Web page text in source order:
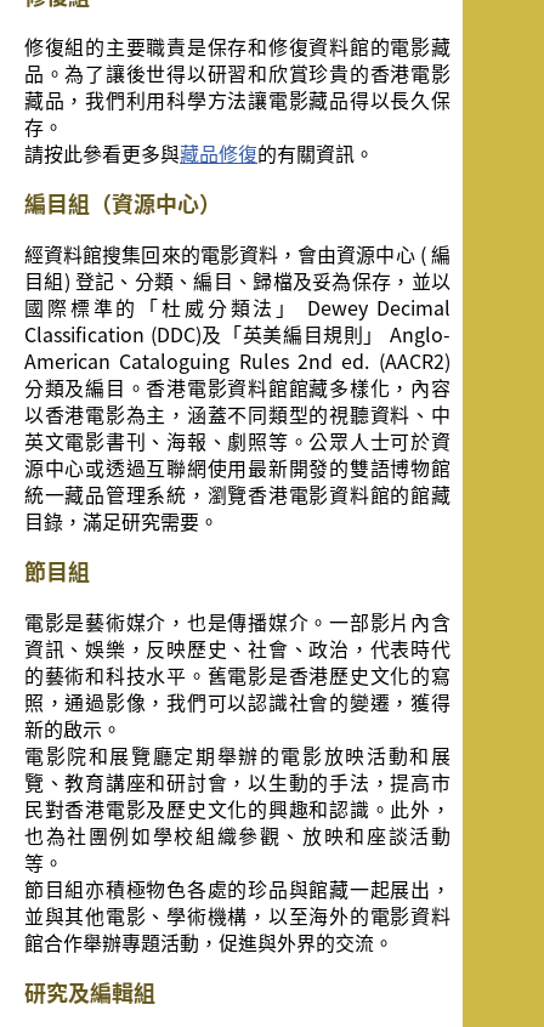
修復組的主要職責是保存和修復資料館的電影藏
品。為了讓後世得以研習和欣賞珍貴的香港電影
藏品，我們利用科學方法讓電影藏品得以長久保
存。
請按此參看更多與藏品修復的有關資訊。
編目組（資源中心）
經資料館搜集回來的電影資料，會由資源中心 ( 編
目組) 登記、分類、編目、歸檔及妥為保存，並以
國際標準的「杜威分類法」 Dewey Decimal
Classification (DDC)及「英美編目規則」 Anglo-
American Cataloguing Rules 2nd ed. (AACR2)
分類及編目。香港電影資料館館藏多樣化，內容
以香港電影為主，涵蓋不同類型的視聽資料、中
英文電影書刊、海報、劇照等。公眾人士可於資
源中心或透過互聯網使用最新開發的雙語博物館
統一藏品管理系統，瀏覽香港電影資料館的館藏
目錄，滿足研究需要。
節目組
電影是藝術媒介，也是傳播媒介。一部影片內含
資訊、娛樂，反映歷史、社會、政治，代表時代
的藝術和科技水平。舊電影是香港歷史文化的寫
照，通過影像，我們可以認識社會的變遷，獲得
新的啟示。
電影院和展覽廳定期舉辦的電影放映活動和展
覽、教育講座和研討會，以生動的手法，提高市
民對香港電影及歷史文化的興趣和認識。此外，
也為社團例如學校組織參觀、放映和座談活動
等。
節目組亦積極物色各處的珍品與館藏一起展出，
並與其他電影、學術機構，以至海外的電影資料
館合作舉辦專題活動，促進與外界的交流。
研究及編輯組